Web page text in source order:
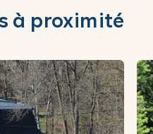
à proximité